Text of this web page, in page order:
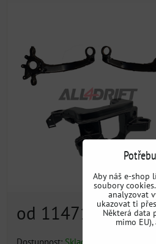
od 11471 Kčs DPH
Dostupnost: Skladem
Aby náš e-shop
soubory
analyzovat
ukazovat ti
Některá data
mimo